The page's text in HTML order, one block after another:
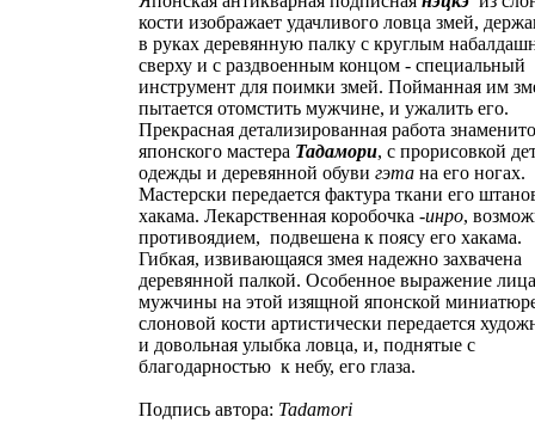
кости изображает удачливого ловца змей,
в руках деревянную палку с круглым
сверху и с раздвоенным концом - специальный
инструмент для поимки змей. Пойманная им
пытается отомстить мужчине, и ужалить его.
Прекрасная детализированная работа
японского мастера Тадамори, с прорисовкой
одежды и деревянной обуви гэтана его ногах.
Мастерски передается фактура ткани его
хакама. Лекарственная коробочка -инро,
противоядием, подвешена к поясу его хакама.
Гибкая, извивающаяся змея надежно захвачена
деревянной палкой. Особенное выражение лица
мужчины на этой изящной японской
слоновой кости артистически передается
и довольная улыбка ловца, и, поднятые с
благодарностью к небу, его глаза.
Подпись автора: Tadamori